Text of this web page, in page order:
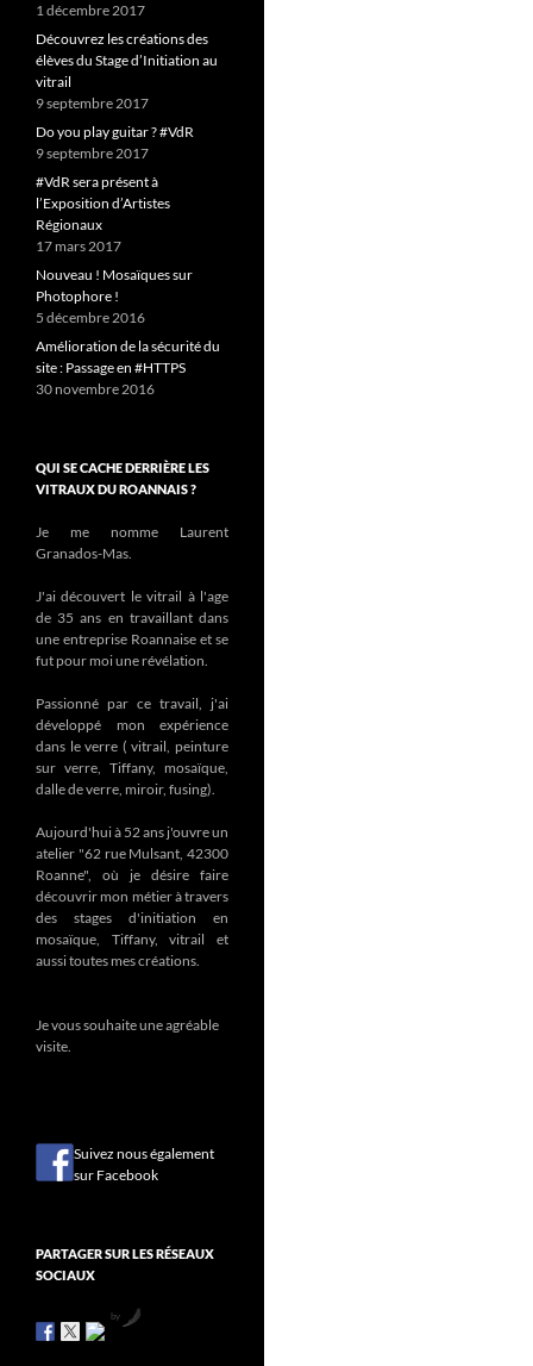
1 décembre 2017
Découvrez les créations des
élèves du Stage d’Initiation au
vitrail
9 septembre 2017
Do you play guitar ? #VdR
9 septembre 2017
#VdR sera présent à
l’Exposition d’Artistes
Régionaux
17 mars 2017
Nouveau ! Mosaïques sur
Photophore !
5 décembre 2016
Amélioration de la sécurité du
site : Passage en #HTTPS
30 novembre 2016
QUI SE CACHE DERRIÈRE LES
VITRAUX DU ROANNAIS ?
Je me nomme Laurent
Granados-Mas.
J'ai découvert le vitrail à l'age
de 35 ans en travaillant dans
une entreprise Roannaise et se
fut pour moi une révélation.
Passionné par ce travail, j'ai
développé mon expérience
dans le verre ( vitrail, peinture
sur verre, Tiffany, mosaïque,
dalle de verre, miroir, fusing).
Aujourd'hui à 52 ans j'ouvre un
atelier "62 rue Mulsant, 42300
Roanne", où je désire faire
découvrir mon métier à travers
des stages d'initiation en
mosaïque, Tiffany, vitrail et
aussi toutes mes créations.
Je vous souhaite une agréable
visite.
Suivez nous également
sur Facebook
PARTAGER SUR LES RÉSEAUX
SOCIAUX
by